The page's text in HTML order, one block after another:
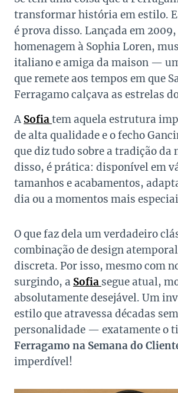
transformar história em estilo. E
é prova disso. Lançada em 2009,
homenagem à Sophia Loren,
italiano e amiga da maison —
que remete aos tempos em que
Ferragamo calçava as estrelas
A Sofiatem aquela estrutura
de alta qualidade e o fecho
que diz tudo sobre a tradição da
disso, é prática: disponível em
tamanhos e acabamentos,
dia ou a momentos mais
O que faz dela um verdadeiro
combinação de design
discreta. Por isso, mesmo com
surgindo, a Sofia segue atual,
absolutamente desejável. Um
estilo que atravessa décadas
personalidade — exatamente o
Ferragamo na Semana do
imperdível!